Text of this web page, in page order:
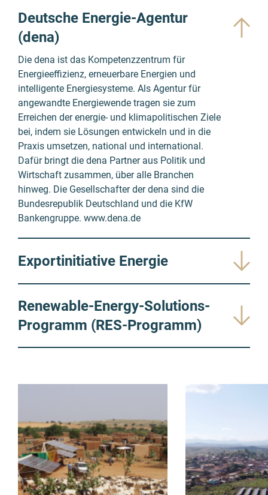
Deutsche Energie-Agentur
(dena)
Die dena ist das Kompetenzzentrum für
Energieeffizienz, erneuerbare Energien und
intelligente Energiesysteme. Als Agentur für
angewandte Energiewende tragen sie zum
Erreichen der energie- und klimapolitischen Ziele
bei, indem sie Lösungen entwickeln und in die
Praxis umsetzen, national und international.
Dafür bringt die dena Partner aus Politik und
Wirtschaft zusammen, über alle Branchen
hinweg. Die Gesellschafter der dena sind die
Bundesrepublik Deutschland und die KfW
Bankengruppe. www.dena.de
Exportinitiative Energie
Renewable-Energy-Solutions-
Programm (RES-Programm)